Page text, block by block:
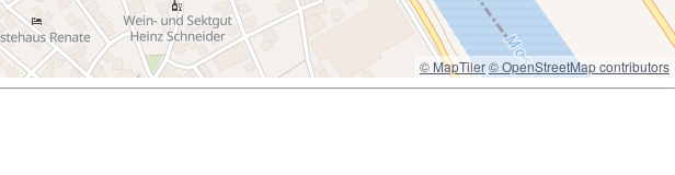
© MapTiler© OpenStreetMap contributors